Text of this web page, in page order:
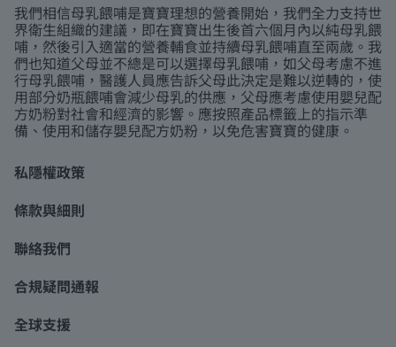
我們相信母乳餵哺是寶寶理想的營養開始，我們全力支持世
界衛生組織的建議，即在寶寶出生後首六個月內以純母乳餵
哺，然後引入適當的營養輔食並持續母乳餵哺直至兩歲。我
們也知道父母並不總是可以選擇母乳餵哺，如父母考慮不進
行母乳餵哺，醫護人員應告訴父母此決定是難以逆轉的，使
用部分奶瓶餵哺會減少母乳的供應，父母應考慮使用嬰兒配
方奶粉對社會和經濟的影響。應按照產品標籤上的指示準
備、使用和儲存嬰兒配方奶粉，以免危害寶寶的健康。
私隱權政策
條款與細則
聯絡我們
合規疑問通報
全球支援